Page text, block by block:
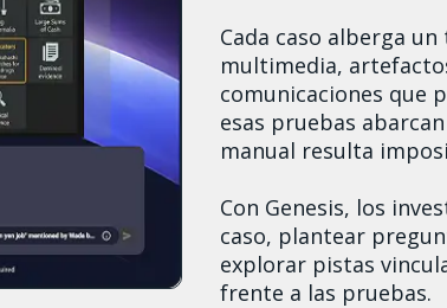
Cada caso alberga
multimedia,
comunicaciones que
esas pruebas
manual resulta
Con Genesis, los
caso, plantear
explorar pistas
frente a las pruebas.